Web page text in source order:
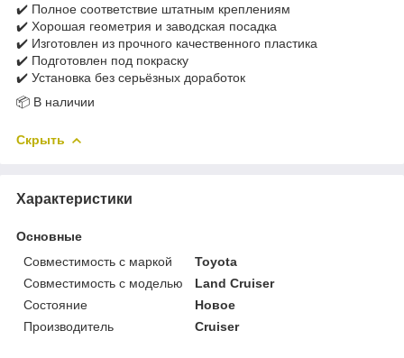
✔️ Полное соответствие штатным креплениям
✔️ Хорошая геометрия и заводская посадка
✔️ Изготовлен из прочного качественного пластика
✔️ Подготовлен под покраску
✔️ Установка без серьёзных доработок
📦 В наличии
Скрыть
Характеристики
Основные
Совместимость с маркой
Toyota
Совместимость с моделью
Land Cruiser
Состояние
Новое
Производитель
Cruiser